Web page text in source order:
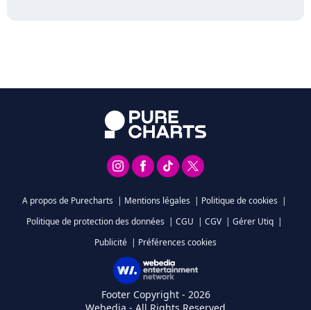
A propos de Purecharts | Mentions légales | Politique de cookies |
Politique de protection des données | CGU | CGV | Gérer Utiq |
Publicité | Préférences cookies
Footer Copyright - 2026